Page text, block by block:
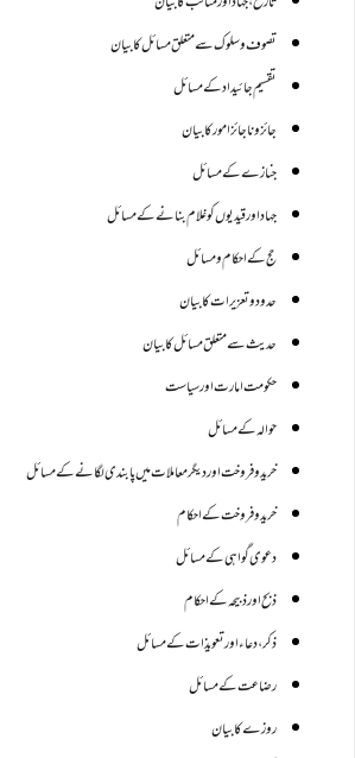
تصوف و سلوک سے متعلق مسائل کا بیان
تقسیم جائیداد کے مسائل
جائز و ناجائزامور کا بیان
جنازے کےمسائل
جہاد اور قیدیوں کو غلام بنانے کے مسائل
حج کے احکام ومسائل
حدود و تعزیرات کا بیان
حدیث سے متعلق مسائل کا بیان
حکومت امارت اور سیاست
حوالہ کے مسائل
خرید و فروخت اور دیگر معاملات میں پابندی لگانے کے مسائل
خرید و فروخت کے احکام
دعوی گواہی کے مسائل
ذبح اور ذبیحہ کے احکام
ذکر،دعاء اور تعویذات کے مسائل
رضاعت کے مسائل
روزے کا بیان